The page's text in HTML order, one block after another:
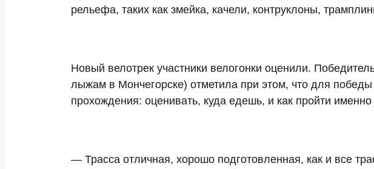
рельефа, таких как змейка, качели, контруклоны,
Новый велотрек участники велогонки оценили.
лыжам в Мончегорске) отметила при этом, что для
прохождения: оценивать, куда едешь, и как пройти именно
— Трасса отличная, хорошо подготовленная, как и все